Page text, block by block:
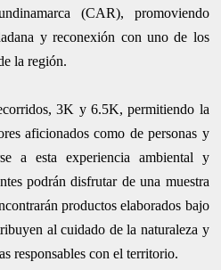
(CAR), promoviendo
y reconexión con uno de los
la región.
3K y 6.5K, permitiendo la
aficionados como de personas y
a esta experiencia ambiental y
podrán disfrutar de una muestra
productos elaborados bajo
al cuidado de la naturaleza y
responsables con el territorio.